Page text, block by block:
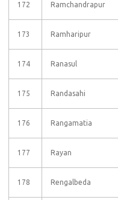
172 Ramchandrapur
173 Ramharipur
174 Ranasul
175 Randasahi
176 Rangamatia
177 Rayan
178 Rengalbeda